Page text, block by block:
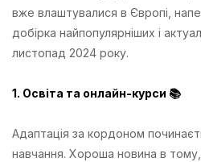
вже влаштувалися в Європі,
добірка найпопулярніших і
листопад 2024 року.
1. Освіта та онлайн-курси 📚
Адаптація за кордоном
навчання. Хороша новина в тому,